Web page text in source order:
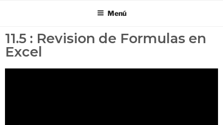
Menú
11.5 : Revision de Formulas en
Excel